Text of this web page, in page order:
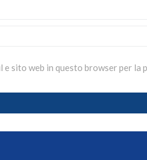
e sito web in questo browser per la